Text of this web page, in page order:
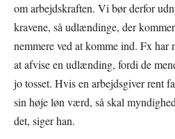
om arbejdskraften. Vi bør derfor
kravene, så udlændinge, der
nemmere ved at komme ind. Fx har
at afvise en udlænding, fordi de
jo tosset. Hvis en arbejdsgiver rent
sin høje løn værd, så skal
det, siger han.